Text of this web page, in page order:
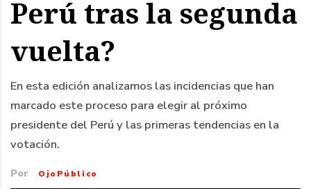
la
navegación
Perú tras la segunda
vuelta?
En esta edición analizamos las incidencias que han
marcado este proceso para elegir al próximo
presidente del Perú y las primeras tendencias en la
votación.
Por OjoPúblico